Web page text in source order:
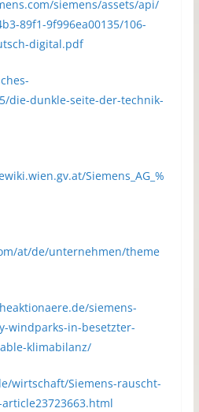
siemens/assets/api/
89f1-9f996ea00135/106-
digital.pdf
die-dunkle-seite-der-technik-
Siemens_AG_%
at/de/unternehmen/theme
siemens-
windparks-in-besetzter-
klimabilanz/
wirtschaft/Siemens-rauscht-